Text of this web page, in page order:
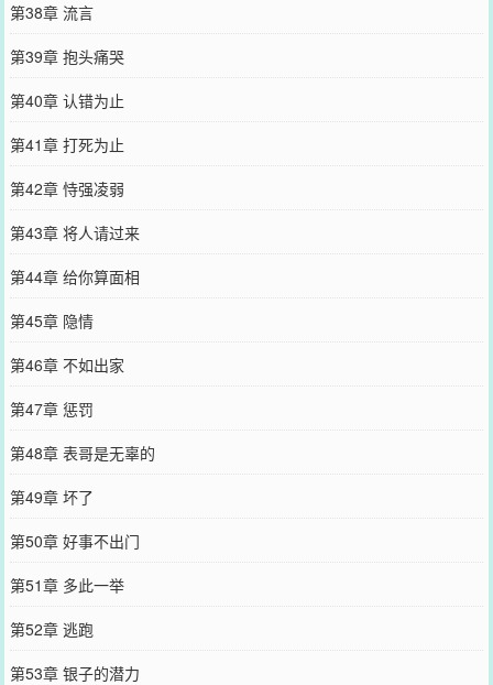
第38章 流言
第39章 抱头痛哭
第40章 认错为止
第41章 打死为止
第42章 恃强凌弱
第43章 将人请过来
第44章 给你算面相
第45章 隐情
第46章 不如出家
第47章 惩罚
第48章 表哥是无辜的
第49章 坏了
第50章 好事不出门
第51章 多此一举
第52章 逃跑
第53章 银子的潜力